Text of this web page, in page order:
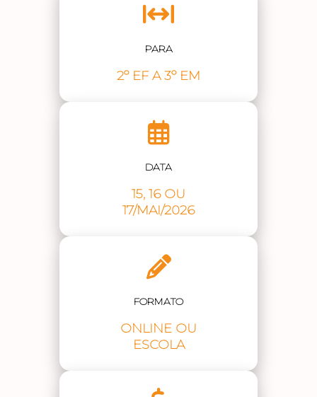
PARA
2º EF A 3º EM
DATA
15, 16 OU
17/MAI/2026
FORMATO
ONLINE OU
ESCOLA